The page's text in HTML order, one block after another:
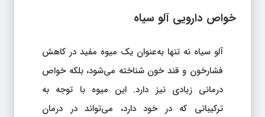
خواص دارویی آلو سیاه
آلو سیاه نه تنها به‌عنوان یک میوه مفید در کاهش
فشارخون و قند خون شناخته می‌شود، بلکه خواص
درمانی زیادی نیز دارد. این میوه با توجه به
ترکیباتی که در خود دارد، می‌تواند در درمان